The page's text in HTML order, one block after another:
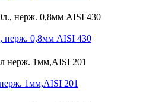
нерж. 0,8мм AISI 430
1мм,AISI 201